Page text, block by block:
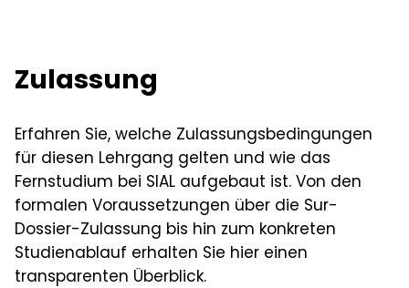
Positive Leadership
Innovative Ethic Leadership
New Leadership
Human Centered Management
Sustainability Management
Soziologische Globalisierung
Advanced Leadership,
Leadership Development
Zulassung
Erfahren Sie, welche Zulassungsbedingungen
für diesen Lehrgang gelten und wie das
Fernstudium bei SIAL aufgebaut ist. Von den
formalen Voraussetzungen über die Sur-
Dossier-Zulassung bis hin zum konkreten
Studienablauf erhalten Sie hier einen
transparenten Überblick.